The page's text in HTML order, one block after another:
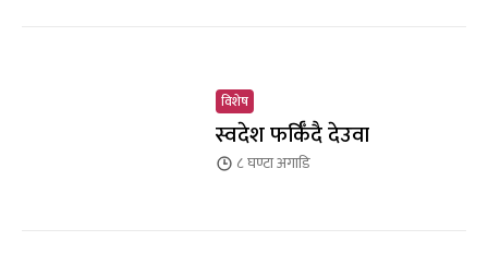
विशेष
स्वदेश फर्किँदै देउवा
८ घण्टाअगाडि